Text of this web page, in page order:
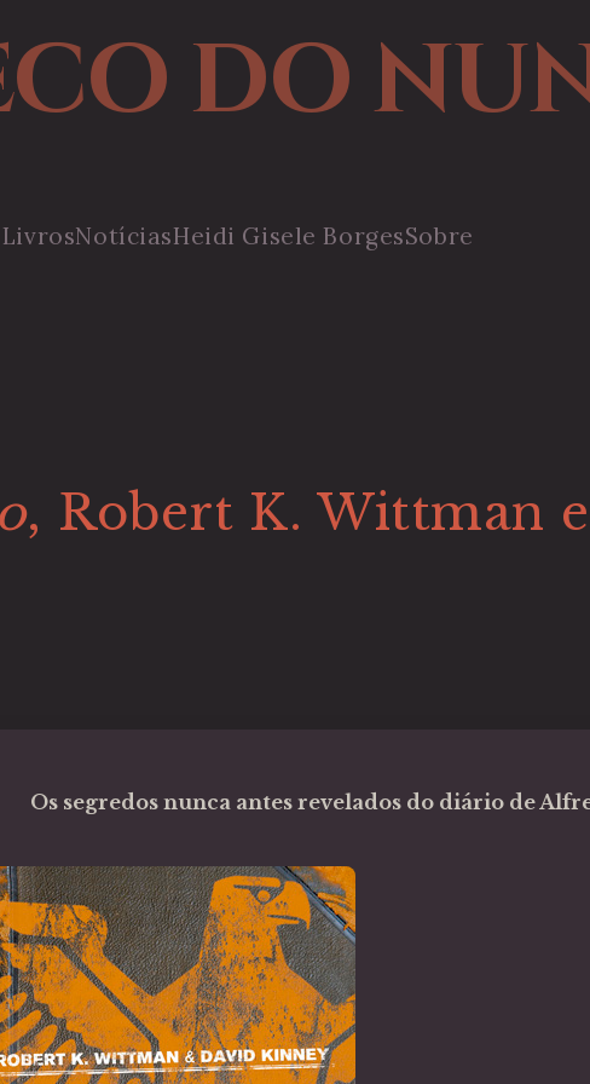
DO
NotíciasHeidi Gisele BorgesSobre
, Robert K. Wittman
Os segredos nunca antes revelados do diário de